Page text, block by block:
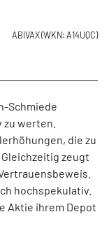
ABIVAX(WKN: A14UQC)
Schmiede
werten.
die zu
zeugt
hochspekulativ.
Aktie ihrem Depot